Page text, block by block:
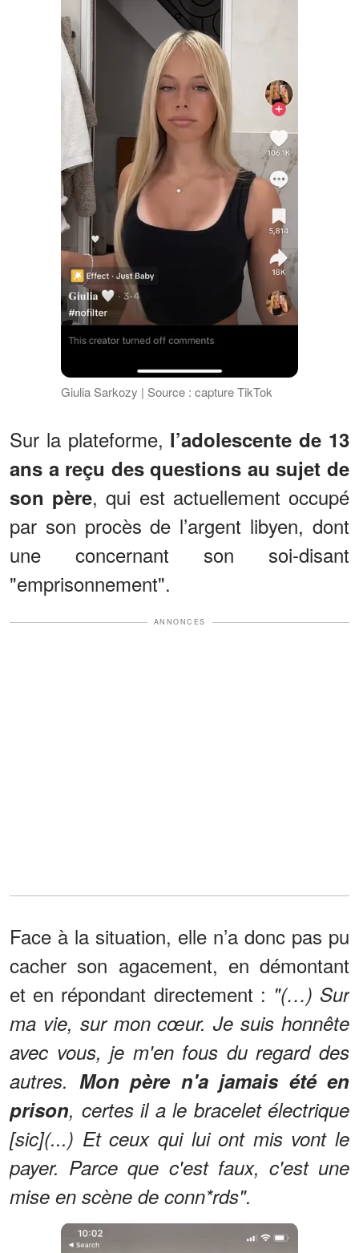
Giulia Sarkozy | Source : capture TikTok
Sur la plateforme, l’adolescente de 13
ans a reçu des questions au sujet de
son père, qui est actuellement occupé
par son procès de l’argent libyen, dont
une concernant son soi-disant
"emprisonnement".
ANNONCES
Face à la situation, elle n’a donc pas pu
cacher son agacement, en démontant
et en répondant directement : "(…) Sur
ma vie, sur mon cœur. Je suis honnête
avec vous, je m'en fous du regard des
autres. Mon père n'a jamais été en
prison, certes il a le bracelet électrique
[sic](...) Et ceux qui lui ont mis vont le
payer. Parce que c'est faux, c'est une
mise en scène de conn*rds".